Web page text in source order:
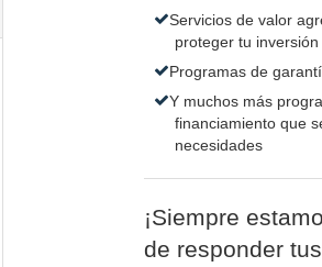
Servicios de valor
proteger tu
Programas de
Y muchos más
financiamiento que
necesidades
¡Siempre
de responder tus